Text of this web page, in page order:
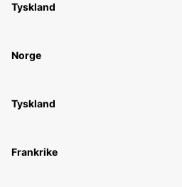
Tyskland
Norge
Tyskland
Frankrike